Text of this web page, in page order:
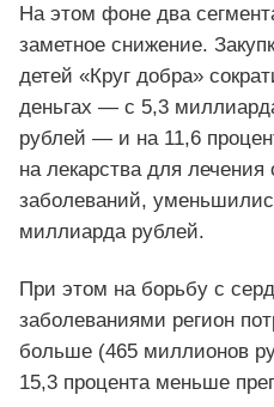
На этом фоне два
заметное снижение.
детей «Круг добра»
деньгах — с 5,3
рублей — и на 11,6
на лекарства для
заболеваний,
миллиарда рублей.
При этом на борьбу с
заболеваниями регион
больше (465 миллионов
15,3 процента меньше